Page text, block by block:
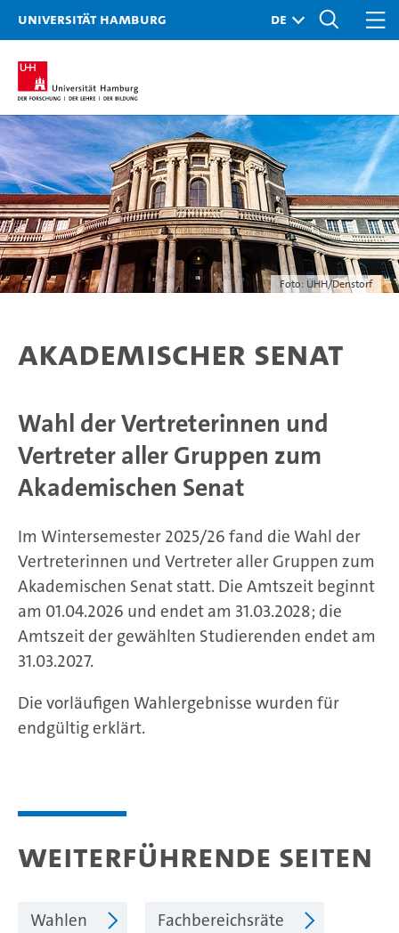
Universität Hamburg
Foto: UHH/Denstorf
Akademischer Senat
Wahl der Vertreterinnen und
Vertreter aller Gruppen zum
Akademischen Senat
Im Wintersemester 2025/26 fand die Wahl der
Vertreterinnen und Vertreter aller Gruppen zum
Akademischen Senat statt. Die Amtszeit beginnt
am 01.04.2026 und endet am 31.03.2028; die
Amtszeit der gewählten Studierenden endet am
31.03.2027.
Die vorläufigen Wahlergebnisse wurden für
endgültig erklärt.
Weiterführende Seiten
Wahlen Fachbereichsräte